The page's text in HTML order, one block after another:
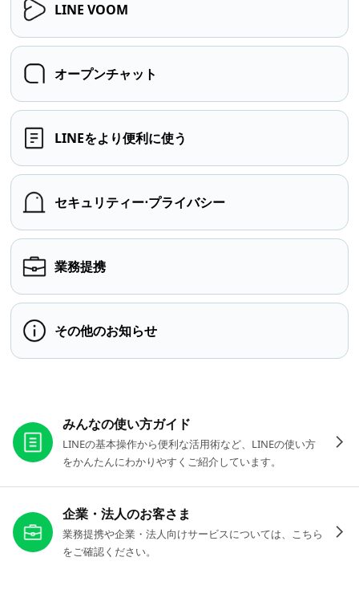
LINE VOOM
オープンチャット
LINEをより便利に使う
セキュリティー⋅プライバシー
業務提携
その他のお知らせ
みんなの使い方ガイド
LINEの基本操作から便利な活用術など、LINEの使い方
をかんたんにわかりやすくご紹介しています。
企業・法人のお客さま
業務提携や企業・法人向けサービスについては、こちら
をご確認ください。